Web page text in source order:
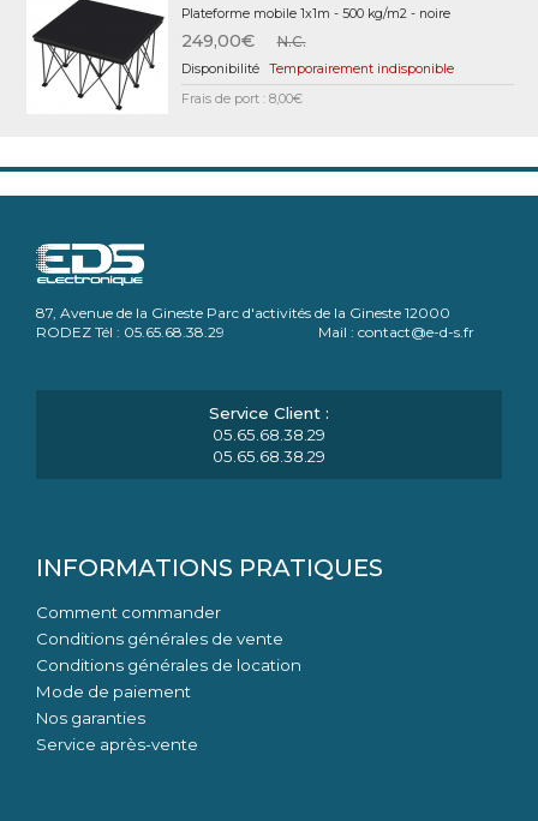
Plateforme mobile 1x1m - 500 kg/m2 - noire
249,00€ N.C.
Temporairement indisponible
Frais de port : 8,00€
87, Avenue de la Gineste Parc d'activités de la Gineste 12000
RODEZ Tél : 05.65.68.38.29 Mail : contact@e-d-s.fr
05.65.68.38.29
05.65.68.38.29
INFORMATIONS PRATIQUES
Comment commander
Conditions générales de vente
Conditions générales de location
Mode de paiement
Nos garanties
Service après-vente